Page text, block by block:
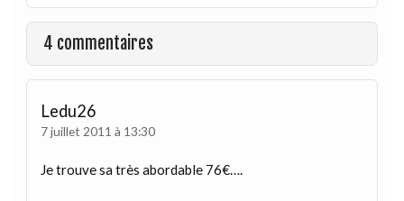
4 commentaires
Ledu26
7 juillet 2011 à 13:30
Je trouve sa très abordable 76€….